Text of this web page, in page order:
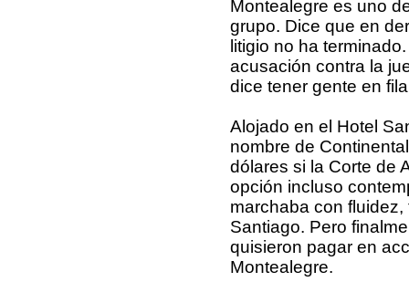
Montealegre es uno
grupo. Dice que en
litigio no ha
acusación contra la
dice tener gente en
Alojado en el Hotel
nombre de
dólares si la Corte de
opción incluso
marchaba con
Santiago. Pero
quisieron pagar en
Montealegre.